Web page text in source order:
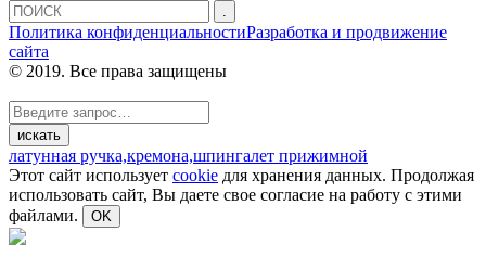
Политика конфиденциальностиРазработка и продвижение
сайта
© 2019. Все права защищены
латунная ручка,кремона,шпингалет прижимной
Этот сайт использует cookie для хранения данных. Продолжая
использовать сайт, Вы даете свое согласие на работу с этими
файлами.
OK